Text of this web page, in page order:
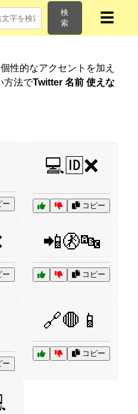
検
索
☰
性的なアクセントを加え
方法でTwitter 名前 使えな
💻🆔❌
コピー
📲🚷🔤
コピー
🔗🛑📱
コピー